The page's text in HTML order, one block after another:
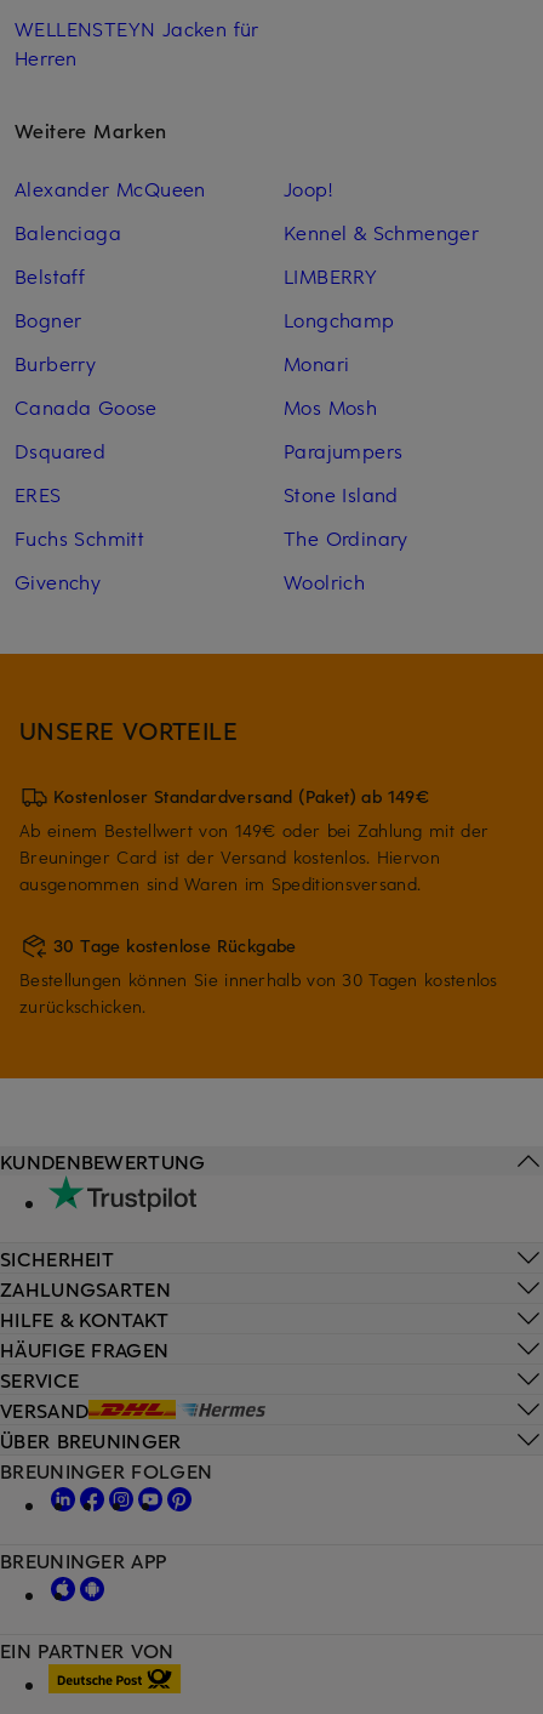
WELLENSTEYN Jacken für
Herren
Weitere Marken
Alexander McQueen
Balenciaga
Belstaff
Bogner
Burberry
Canada Goose
Dsquared
ERES
Fuchs Schmitt
Givenchy
Joop!
Kennel & Schmenger
LIMBERRY
Longchamp
Monari
Mos Mosh
Parajumpers
Stone Island
The Ordinary
Woolrich
UNSERE VORTEILE
Kostenloser Standardversand (Paket) ab 149€
Ab einem Bestellwert von 149€ oder bei Zahlung mit der
Breuninger Card ist der Versand kostenlos. Hiervon
ausgenommen sind Waren im Speditionsversand.
30 Tage kostenlose Rückgabe
Bestellungen können Sie innerhalb von 30 Tagen kostenlos
zurückschicken.
HILFE & KONTAKT
HÄUFIGE FRAGEN
SERVICE
VERSAND
KUNDENBEWERTUNG
SICHERHEIT
ZAHLUNGSARTEN
ÜBER BREUNINGER
EIN PARTNER VON
BREUNINGER FOLGEN
BREUNINGER APP